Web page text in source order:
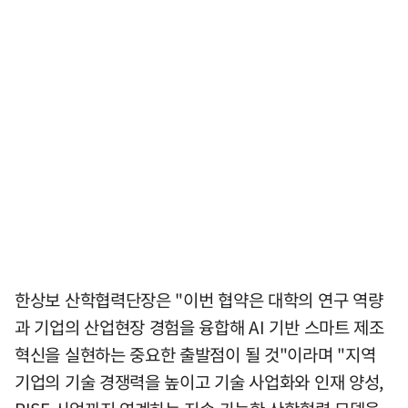
한상보 산학협력단장은 "이번 협약은 대학의 연구 역량
과 기업의 산업현장 경험을 융합해 AI 기반 스마트 제조
혁신을 실현하는 중요한 출발점이 될 것"이라며 "지역
기업의 기술 경쟁력을 높이고 기술 사업화와 인재 양성,